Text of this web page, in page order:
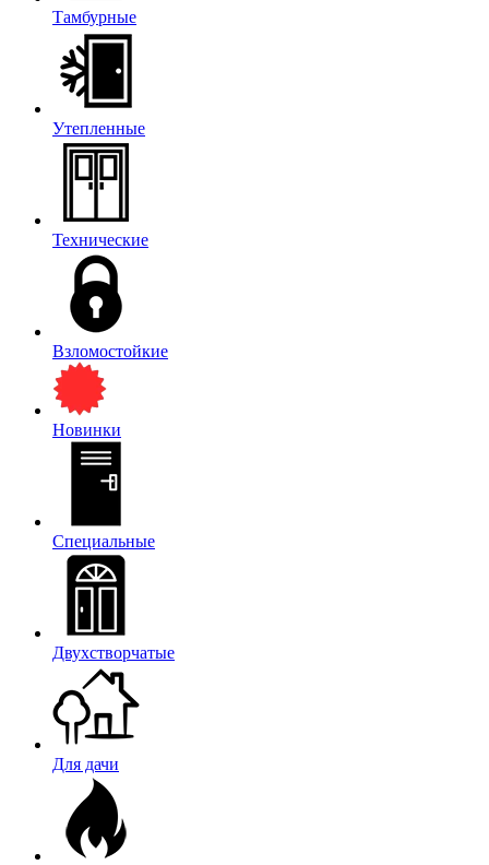
Тамбурные
Утепленные
Технические
Взломостойкие
Новинки
Специальные
Двухстворчатые
Для дачи